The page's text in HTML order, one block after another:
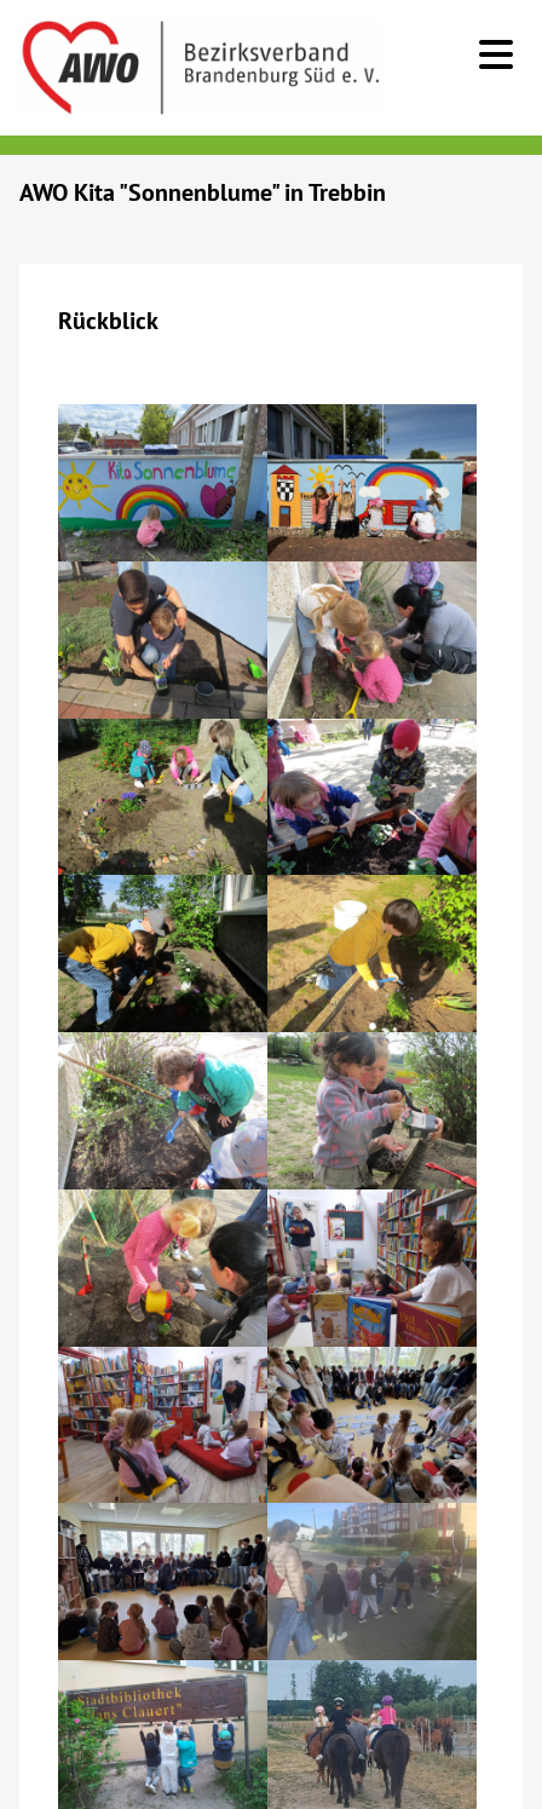
Menschen mit Behinderung
Begegnung
Bildung
Über uns
Veranstaltungen
Spenden
Mitmachen
Karriere
Ausbildung
Glossar
Suche
Kontakt
AWO BB Süd
AWO Kita "Sonnenblume" in Trebbin
Rückblick